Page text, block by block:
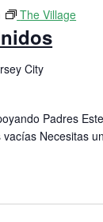
The Village
City
Padres
Necesitas